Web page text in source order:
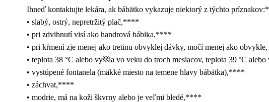
Ihneď kontaktujte lekára, ak bábätko vykazuje niektorý z týchto
• slabý, ostrý, nepretržitý plač,****
• pri zdvihnutí visí ako handrová bábika,****
• pri kŕmení zje menej ako tretinu obvyklej dávky, močí menej ako
• teplota 38 °C alebo vyššia vo veku do troch mesiacov, teplota 39 ºC
• vystúpené fontanela (mäkké miesto na temene hlavy bábätka),****
• záchvat,****
• modrie, má na koži škvrny alebo je veľmi bledé,****